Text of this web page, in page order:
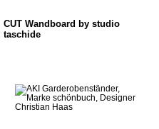
CUT Wandboard by studio
taschide